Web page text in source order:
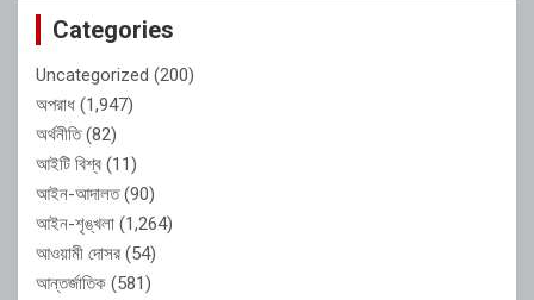
Categories
Uncategorized (200)
অপরাধ (1,947)
অর্থনীতি(82)
আইটি বিশ্ব (11)
আইন-আদালত(90)
আইন-শৃঙ্খলা (1,264)
আওয়ামী দোসর (54)
আন্তর্জাতিক (581)